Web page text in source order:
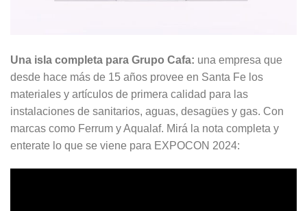
Una isla completa para Grupo Cafa: una empresa que
desde hace más de 15 años provee en Santa Fe los
materiales y artículos de primera calidad para las
instalaciones de sanitarios, aguas, desagües y gas. Con
marcas como Ferrum y Aqualaf. Mirá la nota completa y
enterate lo que se viene para EXPOCON 2024: